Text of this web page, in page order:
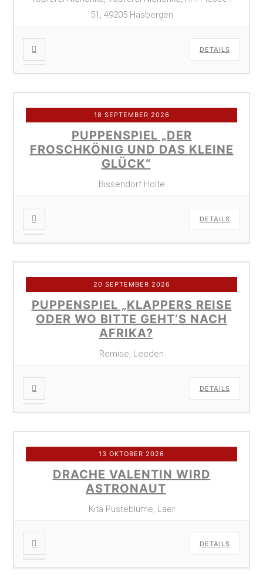
51, 49205 Hasbergen
DETAILS
18 SEPTEMBER 2026
PUPPENSPIEL „DER
FROSCHKÖNIG UND DAS KLEINE
GLÜCK“
Bissendorf Holte
DETAILS
20 SEPTEMBER 2026
PUPPENSPIEL „KLAPPERS REISE
ODER WO BITTE GEHT’S NACH
AFRIKA?
Remise, Leeden
DETAILS
13 OKTOBER 2026
DRACHE VALENTIN WIRD
ASTRONAUT
Kita Pusteblume, Laer
DETAILS